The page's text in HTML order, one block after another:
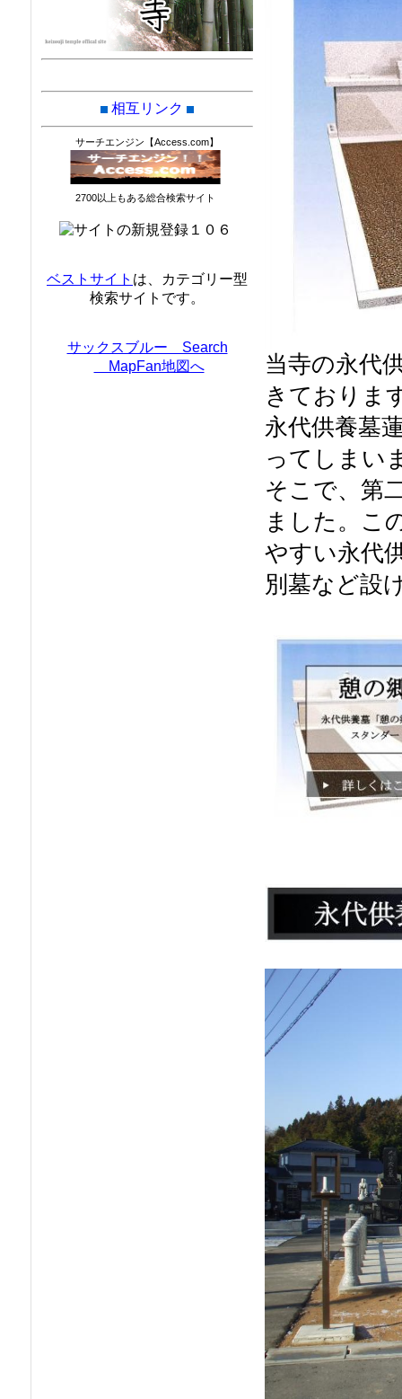
当寺の永代
きておりま
永代供養墓
ってしまい
そこで、第
ました。こ
やすい永代
別墓など設
相互リンク
サーチエンジン【Access.com】
2700以上もある総合検索サイト
ベストサイト は、カテゴリー型
検索サイトです。
サックスブルー Search
MapFan地図へ